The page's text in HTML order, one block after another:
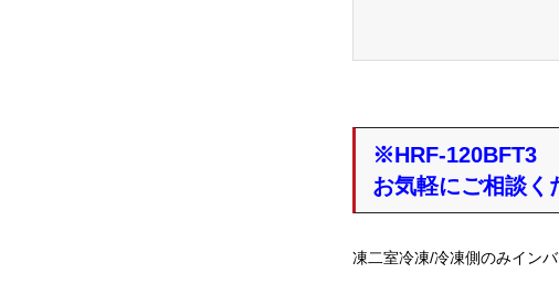
※HRF-120BFT3
お気軽にご相談く
凍二室冷凍/冷凍側のみイン